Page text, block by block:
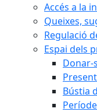
Accés a la
Queixes,
Regulació
Espai dels
Donar-
Bústia